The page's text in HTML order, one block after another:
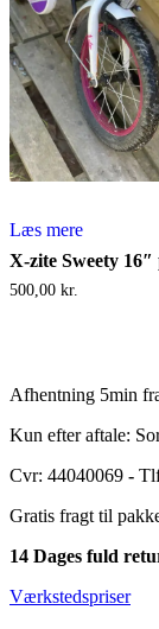
Læs mere
X-zite Sweety 16″
500,00 kr.
Afhentning 5min
Kun efter aftale:
Cvr: 44040069 -
Gratis fragt til
14 Dages fuld
Værkstedspriser